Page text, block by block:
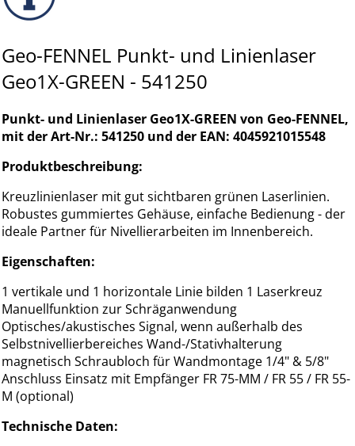
Geo-FENNEL Punkt- und Linienlaser
Geo1X-GREEN - 541250
Punkt- und Linienlaser Geo1X-GREEN von Geo-FENNEL,
mit der Art-Nr.: 541250 und der EAN: 4045921015548
Produktbeschreibung:
Kreuzlinienlaser mit gut sichtbaren grünen Laserlinien.
Robustes gummiertes Gehäuse, einfache Bedienung - der
ideale Partner für Nivellierarbeiten im Innenbereich.
Eigenschaften:
1 vertikale und 1 horizontale Linie bilden 1 Laserkreuz
Manuellfunktion zur Schräganwendung
Optisches/akustisches Signal, wenn außerhalb des
Selbstnivellierbereiches Wand-/Stativhalterung
magnetisch Schraubloch für Wandmontage 1/4" & 5/8"
Anschluss Einsatz mit Empfänger FR 75-MM / FR 55 / FR 55-
M (optional)
Technische Daten: